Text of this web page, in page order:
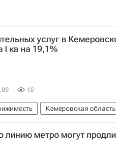
услуг в
I кв на 19,1%
10
Кемеровская область
линию метро могут